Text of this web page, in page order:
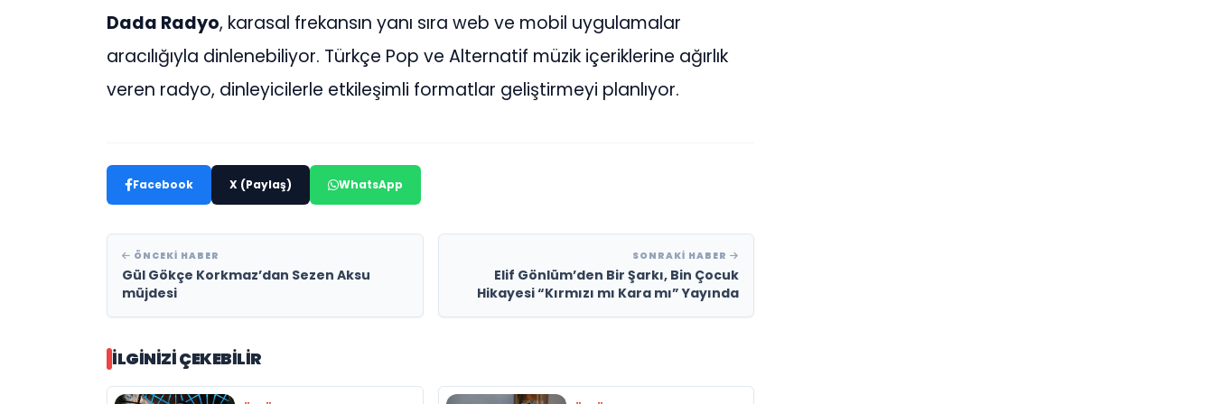
Dada Radyo, karasal frekansın yanı sıra web ve mobil uygulamalar
aracılığıyla dinlenebiliyor. Türkçe Pop ve Alternatif müzik içeriklerine ağırlık
veren radyo, dinleyicilerle etkileşimli formatlar geliştirmeyi planlıyor.
Facebook X (Paylaş) WhatsApp
ÖNCEKI HABER
Gül Gökçe Korkmaz’dan Sezen Aksu
müjdesi
SONRAKI HABER
Elif Gönlüm’den Bir Şarkı, Bin Çocuk
Hikayesi “Kırmızı mı Kara mı” Yayında
İLGINIZI ÇEKEBILIR